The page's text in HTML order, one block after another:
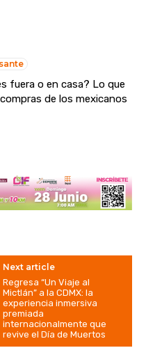
fuera o en casa? Lo que
de los mexicanos
Next article
Regresa “Un Viaje al
Mictlán” a la CDMX: la
experiencia inmersiva
premiada
internacionalmente que
revive el Día de Muertos